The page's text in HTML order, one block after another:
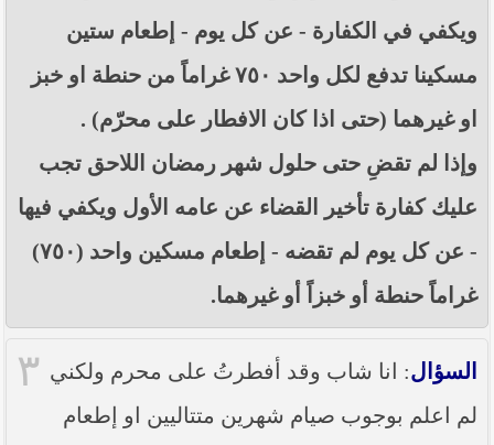
ويكفي في الكفارة - عن كل يوم - إطعام ستين
مسكينا تدفع لكل واحد ٧٥٠ غراماً من حنطة او خبز
او غيرهما (حتى اذا كان الافطار على محرّم) .
وإذا لم تقضِ حتى حلول شهر رمضان اللاحق تجب
عليك كفارة تأخير القضاء عن عامه الأول ويكفي فيها
- عن كل يوم لم تقضه - إطعام مسكين واحد (٧٥٠)
غراماً حنطة أو خبزاً أو غيرهما.
٣ السؤال: انا شاب وقد أفطرتُ على محرم ولكني
لم اعلم بوجوب صيام شهرين متتاليين او إطعام